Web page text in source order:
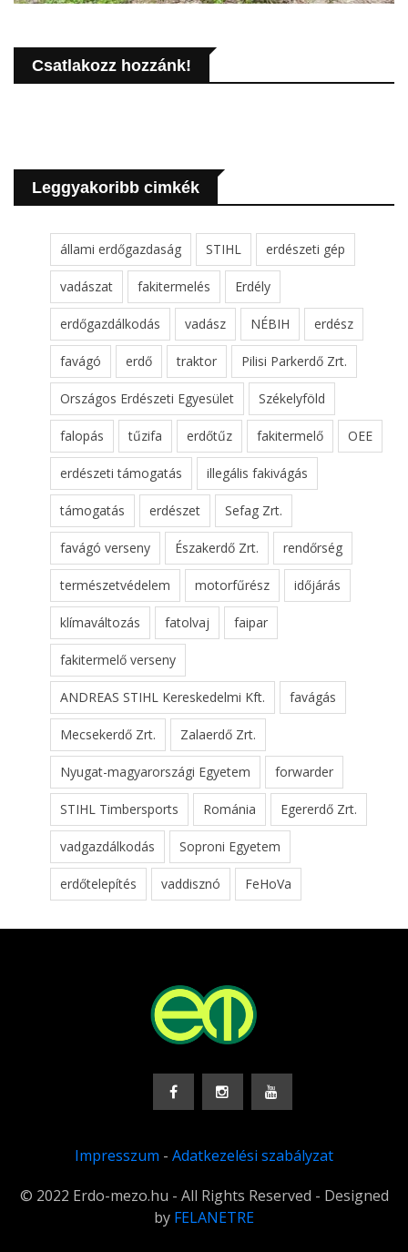
Csatlakozz hozzánk!
Leggyakoribb cimkék
állami erdőgazdaság STIHL erdészeti gép
vadászat fakitermelés Erdély
erdőgazdálkodás vadász NÉBIH erdész
favágó erdő traktor Pilisi Parkerdő Zrt.
Országos Erdészeti Egyesület Székelyföld
falopás tűzifa erdőtűz fakitermelő OEE
erdészeti támogatás illegális fakivágás
támogatás erdészet Sefag Zrt.
favágó verseny Északerdő Zrt. rendőrség
természetvédelem motorfűrész időjárás
klímaváltozás fatolvaj faipar
fakitermelő verseny
ANDREAS STIHL Kereskedelmi Kft. favágás
Mecsekerdő Zrt. Zalaerdő Zrt.
Nyugat-magyarországi Egyetem forwarder
STIHL Timbersports Románia Egererdő Zrt.
vadgazdálkodás Soproni Egyetem
erdőtelepítés vaddisznó FeHoVa
Impresszum - Adatkezelési szabályzat
© 2022 Erdo-mezo.hu - All Rights Reserved - Designed
by FELANETRE